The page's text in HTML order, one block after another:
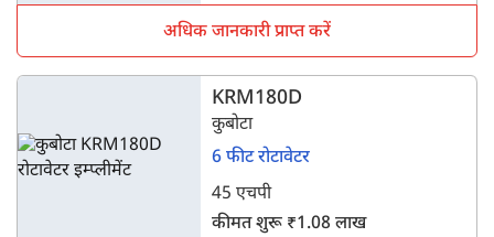
अधिक जानकारी प्राप्त करें
KRM180D
कुबोटा
6 फीट रोटावेटर
45 एचपी
कीमत शुरू ₹1.08 लाख